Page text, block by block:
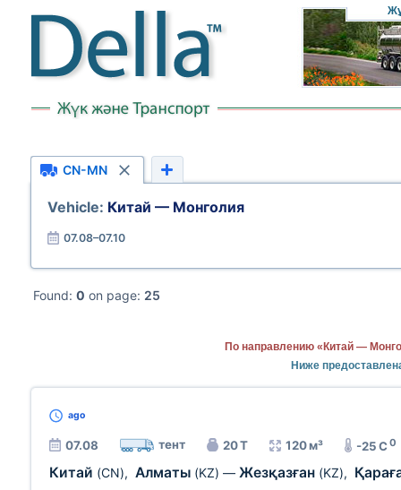
CN-MN
Vehicle: Китай — Монголия
07.08–07.10
Found: 0 on page: 25
По направлению «Китай —
Ниже
ago
07.08 тент 20 Т 120 м³ -25 C0
Китай (CN), Алматы (KZ) — Жезқазған (KZ),